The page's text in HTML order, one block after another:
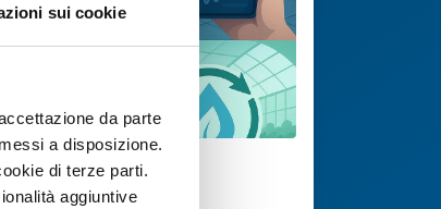
sui cookie
da parte
a disposizione.
di terze parti.
aggiuntive